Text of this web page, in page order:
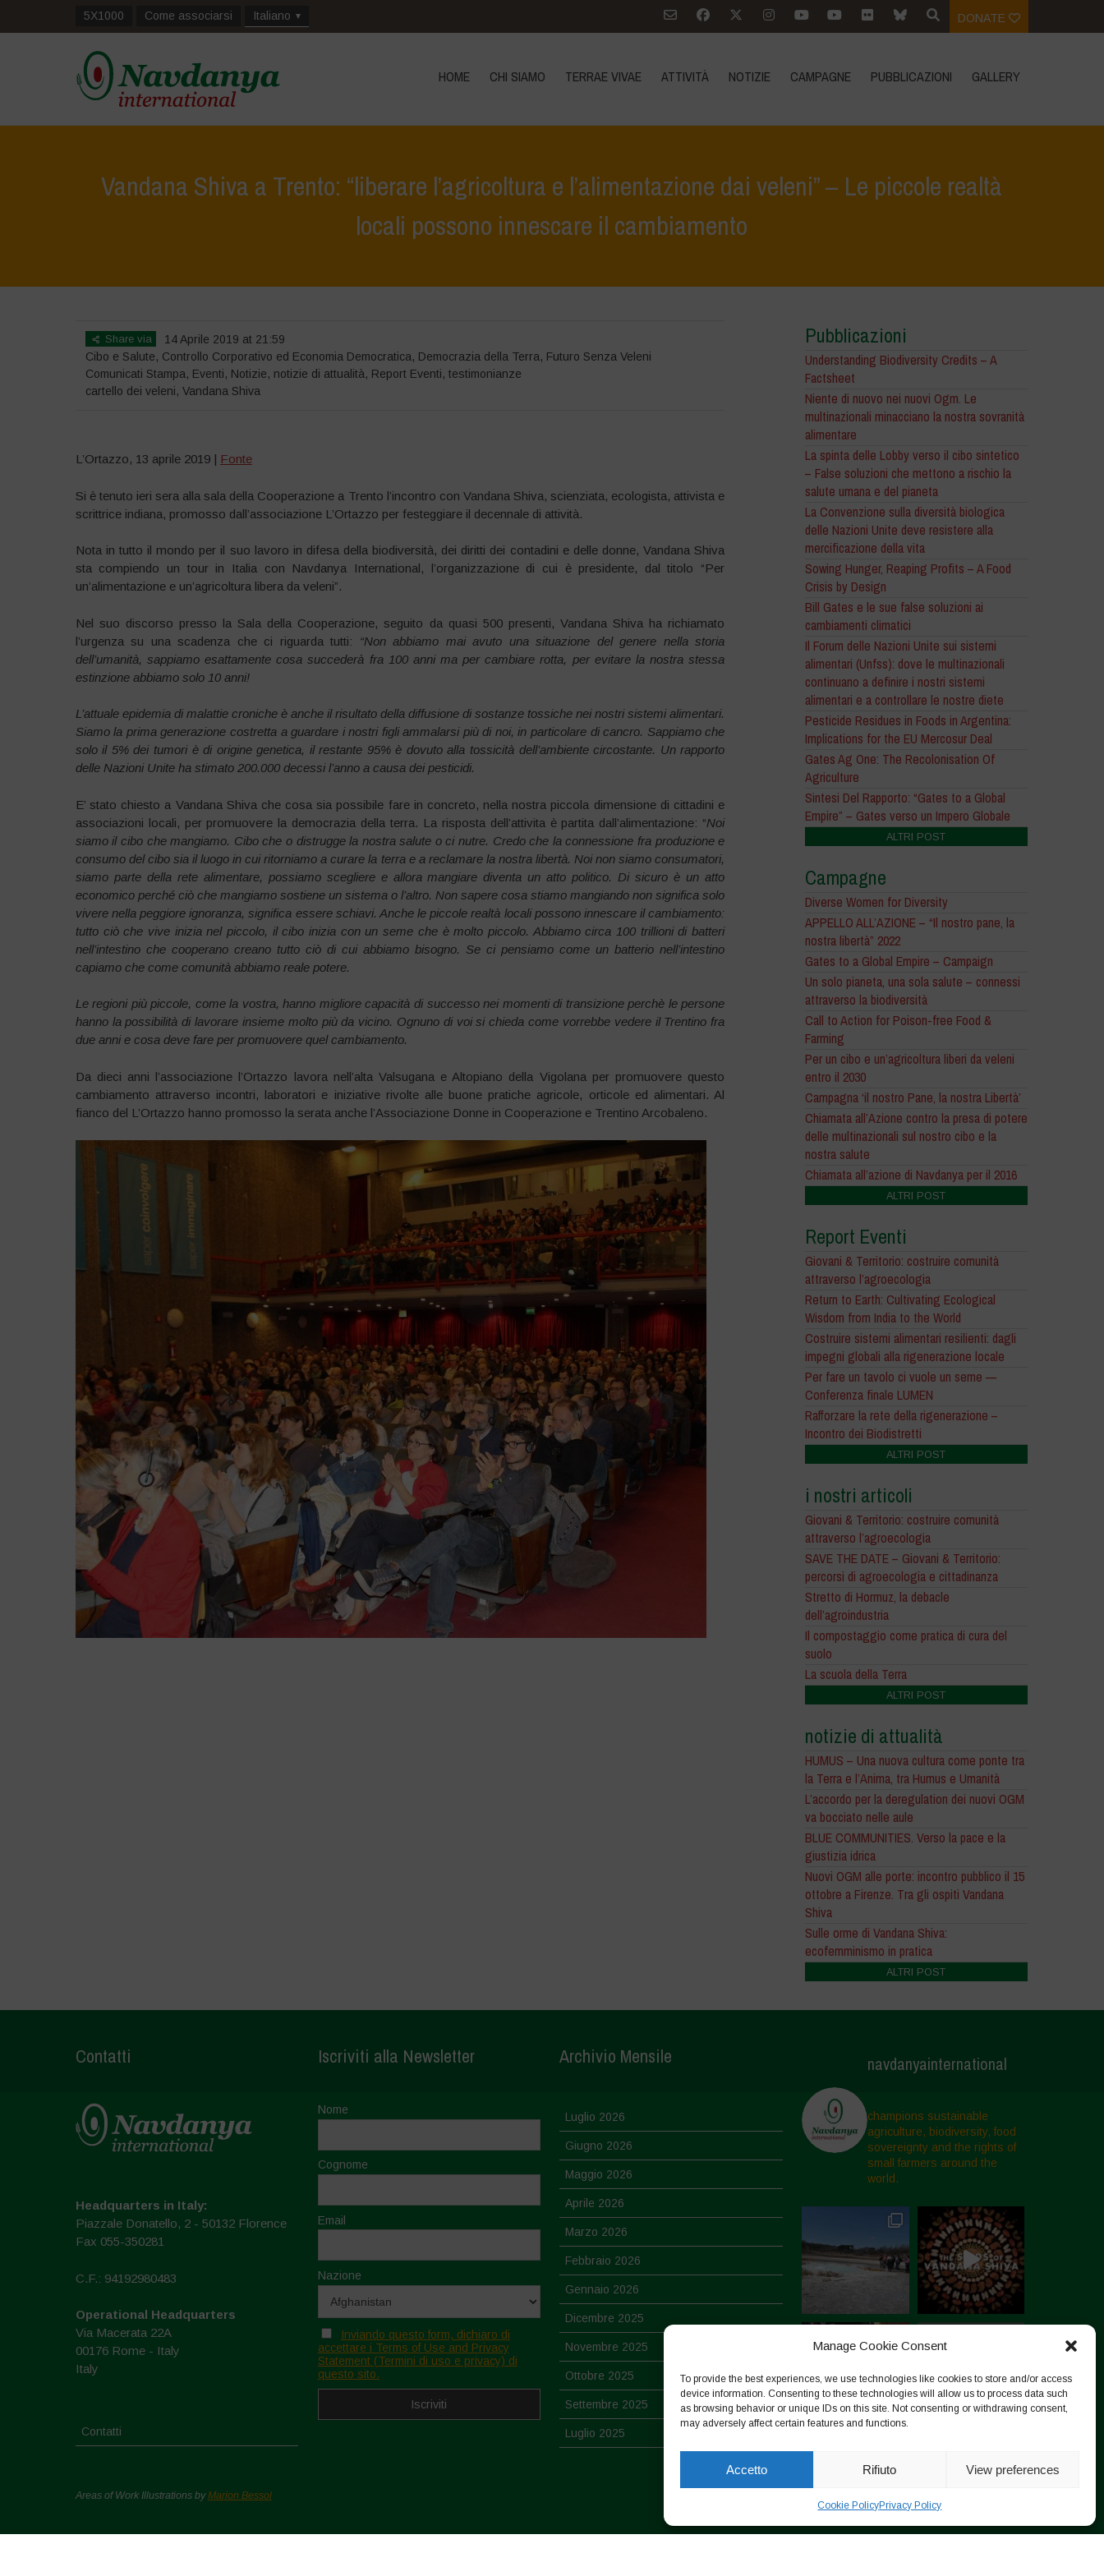
Manage Cookie Consent
To provide the best experiences, we use technologies like cookies to store and/or access
device information. Consenting to these technologies will allow us to process data such
as browsing behavior or unique IDs on this site. Not consenting or withdrawing consent,
may adversely affect certain features and functions.
Accetto Rifiuto View preferences
Cookie PolicyPrivacy Policy
5X1000 Come associarsi Italiano DONATE
HOME CHI SIAMO TERRAE VIVAE ATTIVITÀ NOTIZIE CAMPAGNE PUBBLICAZIONI GALLERY
Vandana Shiva a Trento: “liberare l’agricoltura e l’alimentazione dai veleni” – Le piccole realtà
locali possono innescare il cambiamento
Share via
14 Aprile 2019 at 21:59
Cibo e Salute, Controllo Corporativo ed Economia Democratica, Democrazia della Terra, Futuro Senza Veleni
Comunicati Stampa, Eventi, Notizie, notizie di attualità, Report Eventi, testimonianze
cartello dei veleni, Vandana Shiva
L’Ortazzo, 13 aprile 2019 | Fonte
Si è tenuto ieri sera alla sala della Cooperazione a Trento l’incontro con Vandana Shiva, scienziata, ecologista, attivista e
scrittrice indiana, promosso dall’associazione L’Ortazzo per festeggiare il decennale di attività.
Nota in tutto il mondo per il suo lavoro in difesa della biodiversità, dei diritti dei contadini e delle donne, Vandana Shiva
sta compiendo un tour in Italia con Navdanya International, l’organizzazione di cui è presidente, dal titolo “Per
un’alimentazione e un’agricoltura libera da veleni”.
Nel suo discorso presso la Sala della Cooperazione, seguito da quasi 500 presenti, Vandana Shiva ha richiamato
l’urgenza su una scadenza che ci riguarda tutti: “Non abbiamo mai avuto una situazione del genere nella storia
dell’umanità, sappiamo esattamente cosa succederà fra 100 anni ma per cambiare rotta, per evitare la nostra stessa
estinzione abbiamo solo 10 anni!
L’attuale epidemia di malattie cronicheè anche il risultato della diffusione di sostanze tossiche nei nostri sistemi alimentari.
Siamo la prima generazione costretta a guardare i nostri figli ammalarsi più di noi, in particolare di cancro. Sappiamo che
solo il 5% dei tumori è di origine genetica, il restante 95% è dovuto alla tossicità dell’ambiente circostante. Un rapporto
delle Nazioni Unite ha stimato 200.000 decessi l’anno a causa dei pesticidi.
E’ stato chiesto a Vandana Shiva che cosa sia possibile fare in concreto, nella nostra piccola dimensione di cittadini e
associazioni locali, per promuovere la democrazia della terra. La risposta dell’attivita è partita dall’alimentazione: “Noi
siamo il cibo che mangiamo. Cibo che o distrugge la nostra salute o ci nutre. Credo che la connessione fra produzione e
consumo del cibo sia il luogo in cui ritorniamo a curare la terra e a reclamare la nostra libertà. Noi non siamo consumatori,
siamo parte della rete alimentare, possiamo scegliere e allora mangiare diventa un atto politico. Di sicuro è un atto
economico perché ciò che mangiamo sostiene un sistema o l’altro. Non sapere cosa stiamo mangiando non significa solo
vivere nella peggiore ignoranza, significa essere schiavi. Anche le piccole realtà locali possono innescare il cambiamento:
tutto ciò che vive inizia nel piccolo, il cibo inizia con un seme che è molto piccolo. Abbiamo circa 100 trillioni di batteri
nell’intestino che cooperano creano tutto ciò di cui abbiamo bisogno. Se ci pensiamo come un batterio nell’intestino
capiamo che come comunità abbiamo reale potere.
Le regioni più piccole, come la vostra, hanno migliore capacità di successo nei momenti di transizione perchè le persone
hanno la possibilità di lavorare insieme molto più da vicino. Ognuno di voi si chieda come vorrebbe vedere il Trentino fra
due anni e cosa deve fare per promuovere quel cambiamento.
Da dieci anni l’associazione l’Ortazzo lavora nell’alta Valsugana e Altopiano della Vigolana per promuovere questo
cambiamento attraverso incontri, laboratori e iniziative rivolte alle buone pratiche agricole, orticole ed alimentari. Al
fianco del L’Ortazzo hanno promosso la serata anche l’Associazione Donne in Cooperazione e Trentino Arcobaleno.
Pubblicazioni
Understanding Biodiversity Credits – A
Factsheet
Niente di nuovo nei nuovi Ogm. Le
multinazionali minacciano la nostra sovranità
alimentare
La spinta delle Lobby verso il cibo sintetico
– False soluzioni che mettono a rischio la
salute umana e del pianeta
La Convenzione sulla diversità biologica
delle Nazioni Unite deve resistere alla
mercificazione della vita
Sowing Hunger, Reaping Profits – A Food
Crisis by Design
Bill Gates e le sue false soluzioni ai
cambiamenti climatici
Il Forum delle Nazioni Unite sui sistemi
alimentari (Unfss): dove le multinazionali
continuano a definire i nostri sistemi
alimentari e a controllare le nostre diete
Pesticide Residues in Foods in Argentina:
Implications for the EU Mercosur Deal
Gates Ag One: The Recolonisation Of
Agriculture
Sintesi Del Rapporto: “Gates to a Global
Empire” – Gates verso un Impero Globale
ALTRI POST
Campagne
Diverse Women for Diversity
APPELLO ALL’AZIONE – “Il nostro pane, la
nostra libertà” 2022
Gates to a Global Empire – Campaign
Un solo pianeta, una sola salute – connessi
attraverso la biodiversità
Call to Action for Poison-free Food &
Farming
Per un cibo e un’agricoltura liberi da veleni
entro il 2030
Campagna ‘il nostro Pane, la nostra Libertà’
Chiamata all’Azione contro la presa di potere
delle multinazionali sul nostro cibo e la
nostra salute
Chiamata all’azione di Navdanya per il 2016
ALTRI POST
Report Eventi
Giovani & Territorio: costruire comunità
attraverso l’agroecologia
Return to Earth: Cultivating Ecological
Wisdom from India to the World
Costruire sistemi alimentari resilienti: dagli
impegni globali alla rigenerazione locale
Per fare un tavolo ci vuole un seme —
Conferenza finale LUMEN
Rafforzare la rete della rigenerazione –
Incontro dei Biodistretti
ALTRI POST
i nostri articoli
Giovani & Territorio: costruire comunità
attraverso l’agroecologia
SAVE THE DATE – Giovani & Territorio:
percorsi di agroecologia e cittadinanza
Stretto di Hormuz, la debacle
dell’agroindustria
Il compostaggio come pratica di cura del
suolo
La scuola della Terra
ALTRI POST
notizie di attualità
HUMUS – Una nuova cultura come ponte tra
la Terra e l’Anima, tra Humus e Umanità
L’accordo per la deregulation dei nuovi OGM
va bocciato nelle aule
BLUE COMMUNITIES. Verso la pace e la
giustizia idrica
Nuovi OGM alle porte: incontro pubblico il 15
ottobre a Firenze. Tra gli ospiti Vandana
Shiva
Sulle orme di Vandana Shiva:
ecofemminismo in pratica
ALTRI POST
Contatti
Headquarters in Italy:
Piazzale Donatello, 2 - 50132 Florence
Fax 055-350281
C.F.: 94192980483
Operational Headquarters
Via Macerata 22A
00176 Rome - Italy
Italy
Contatti
Areas of Work Illustrations byMarion Bessol
Iscriviti alla Newsletter
Nome
Cognome
Email
Nazione
Inviando questo form, dichiaro di
accettare i Terms of Use and Privacy
Statement (Termini di uso e privacy) di
questo sito.
Archivio Mensile
Luglio 2026
Giugno 2026
Maggio 2026
Aprile 2026
Marzo 2026
Febbraio 2026
Gennaio 2026
Dicembre 2025
Novembre 2025
Ottobre 2025
Settembre 2025
Luglio 2025
navdanyainternational
champions sustainable
agriculture, biodiversity, food
sovereignty and the rights of
small farmers around the
world.